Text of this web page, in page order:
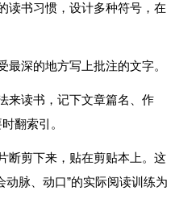
读书习惯，设计多种符号，在
深的地方写上批注的文字。
来读书，记下文章篇名、作
翻索引。
断剪下来，贴在剪贴本上。这
动脉、动口”的实际阅读训练为